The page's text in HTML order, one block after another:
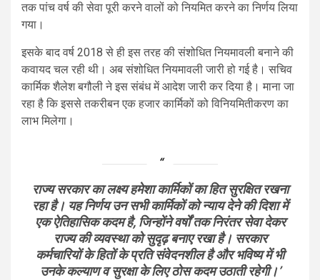
तक पांच वर्ष की सेवा पूरी करने वालों को नियमित करने का निर्णय लिया
गया।
इसके बाद वर्ष 2018 से ही इस तरह की संशोधित नियमावली बनाने की
कवायद चल रही थी। अब संशोधित नियमावली जारी हो गई है। सचिव
कार्मिक शैलेश बगौली ने इस संबंध में आदेश जारी कर दिया है। माना जा
रहा है कि इससे तकरीबन एक हजार कार्मिकों को विनियमितीकरण का
लाभ मिलेगा।
राज्य सरकार का लक्ष्य हमेशा कार्मिकों का हित सुरक्षित रखना
रहा है। यह निर्णय उन सभी कार्मिकों को न्याय देने की दिशा में
एक ऐतिहासिक कदम है, जिन्होंने वर्षों तक निरंतर सेवा देकर
राज्य की व्यवस्था को सुदृढ़ बनाए रखा है। सरकार
कर्मचारियों के हितों के प्रति संवेदनशील है और भविष्य में भी
उनके कल्याण व सुरक्षा के लिए ठोस कदम उठाती रहेगी।’